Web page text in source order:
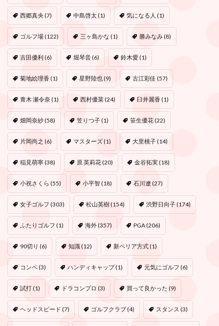
西郷真央(7) 中島啓太(1) 気になる人 (1)
ゴルフ場(122) 三ヶ島かな (1) 勝みなみ(8)
吉田優利 (6) 堀琴音(6) 鈴木愛(1)
菊地絵理香(1) 星野陸也(9) 古江彩佳 (57)
青木 瀬令奈(1) 西村優菜(24) 臼井麗香(1)
畑岡奈紗(58) 笠りつ子(1) 笹生優花(22)
片岡尚之 (6) マスターズ(1) 大里桃子(14)
稲見萌寧(38) 原 英莉花(20) 金谷拓実(18)
小祝さくら (55) 小平智(18) 石川遼 (27)
女子ゴルフ (303) 松山英樹(154) 渋野日向子(174)
ふたりゴルフ (1) 海外(357) PGA(206)
90切り (6) 知識(12) 新ペリア方式(1)
コンペ(3) ハンディキャップ(1) 元気にゴルフ (6)
試打(1) ドラコンプロ (3) 買って良かった (9)
ヘッドスピード (7) ゴルフクラブ(4) スタンス (3)